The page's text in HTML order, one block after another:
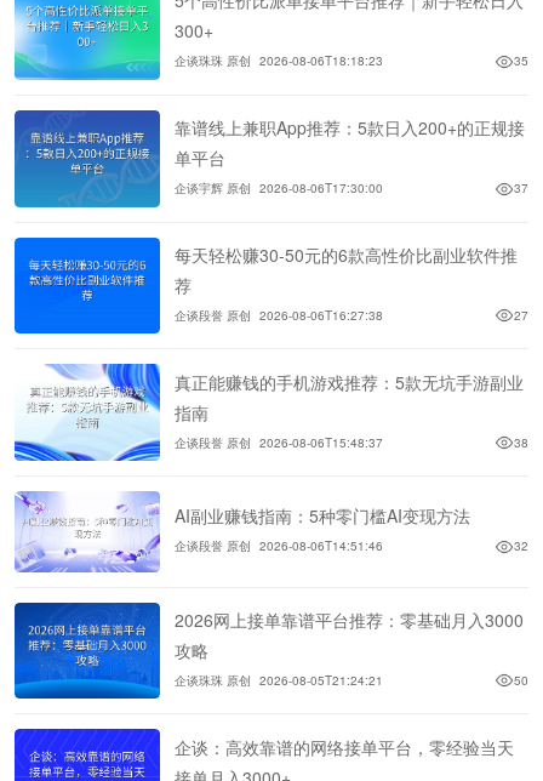
300+
企谈珠珠 原创 2026-08-06T18:18:23 35
靠谱线上兼职App推荐：5款日入200+的正规接
单平台
企谈宇辉 原创 2026-08-06T17:30:00 37
每天轻松赚30-50元的6款高性价比副业软件推
荐
企谈段誉 原创 2026-08-06T16:27:38 27
真正能赚钱的手机游戏推荐：5款无坑手游副业
指南
企谈段誉 原创 2026-08-06T15:48:37 38
AI副业赚钱指南：5种零门槛AI变现方法
企谈段誉 原创 2026-08-06T14:51:46 32
2026网上接单靠谱平台推荐：零基础月入3000
攻略
企谈珠珠 原创 2026-08-05T21:24:21 50
企谈：高效靠谱的网络接单平台，零经验当天